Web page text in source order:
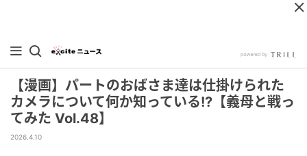
【漫画】パートのおばさま達は仕掛けられた
カメラについて何か知っている!?【義母と戦っ
てみた Vol.48】
2026.4.10